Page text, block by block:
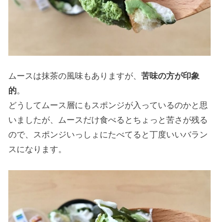
ムースは抹茶の風味もありますが、苦味の方が印象
的。
どうしてムース層にもスポンジが入っているのかと思
いましたが、ムースだけ食べるとちょっと苦さが残る
ので、スポンジいっしょにたべてると丁度いいバラン
スになります。